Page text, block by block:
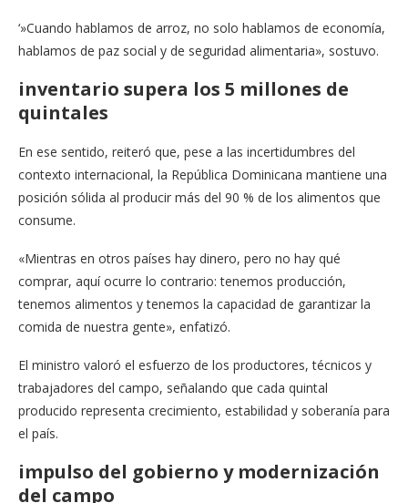
‘»Cuando hablamos de arroz, no solo hablamos de economía,
hablamos de paz social y de seguridad alimentaria», sostuvo.
inventario supera los 5 millones de
quintales
En ese sentido, reiteró que, pese a las incertidumbres del
contexto internacional, la República Dominicana mantiene una
posición sólida al producir más del 90 % de los alimentos que
consume.
«Mientras en otros países hay dinero, pero no hay qué
comprar, aquí ocurre lo contrario: tenemos producción,
tenemos alimentos y tenemos la capacidad de garantizar la
comida de nuestra gente», enfatizó.
El ministro valoró el esfuerzo de los productores, técnicos y
trabajadores del campo, señalando que cada quintal
producido representa crecimiento, estabilidad y soberanía para
el país.
impulso del gobierno y modernización
del campo